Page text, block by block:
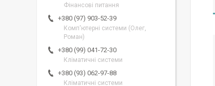
Фінансові питання
+380 (97) 903-52-39
Комп'ютерні системи (Олег,
Роман)
+380 (99) 041-72-30
Кліматичні системи
+380 (93) 062-97-88
Кліматичні системи